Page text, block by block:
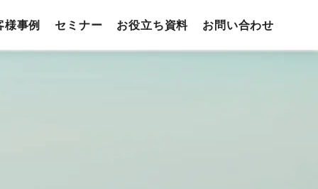
様事例 セミナー お役立ち資料 お問い合わせ